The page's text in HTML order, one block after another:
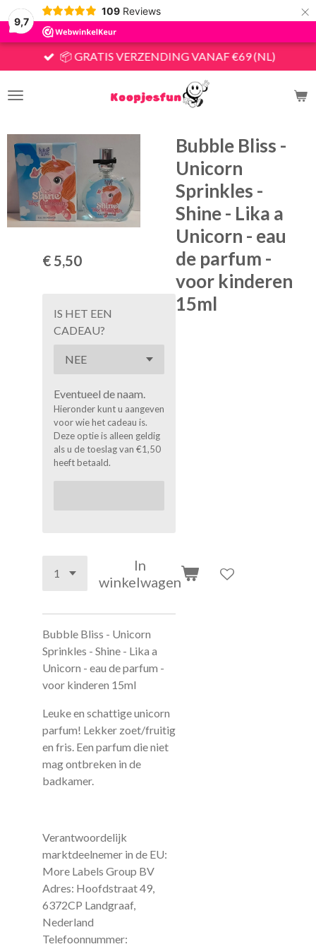
9,7
109 Reviews ×
📦 GRATIS VERZENDING VANAF €69 (NL)
Bubble Bliss -
Unicorn
Sprinkles -
Shine - Lika a
Unicorn - eau
de parfum -
voor kinderen
15ml
€ 5,50
IS HET EEN
CADEAU?
Eventueel de naam.
Hieronder kunt u aangeven
voor wie het cadeau is.
Deze optie is alleen geldig
als u de toeslag van €1,50
heeft betaald.
In
winkelwagen
Bubble Bliss - Unicorn
Sprinkles - Shine - Lika a
Unicorn - eau de parfum -
voor kinderen 15ml
Leuke en schattige unicorn
parfum! Lekker zoet/fruitig
en fris. Een parfum die niet
mag ontbreken in de
badkamer.
Verantwoordelijk
marktdeelnemer in de EU:
More Labels Group BV
Adres: Hoofdstraat 49,
6372CP Landgraaf,
Nederland
Telefoonnummer: